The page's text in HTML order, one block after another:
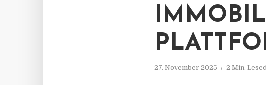
27. November 2025 2 Min.